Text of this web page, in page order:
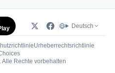
Deutsch
Urheberrechtsrichtlinie
(öffnet in neuem Tab)
Rechte vorbehalten